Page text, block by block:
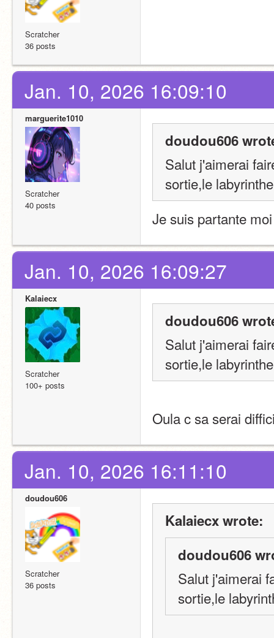
Scratcher
36 posts
Jan. 10, 2026 16:09:10
marguerite1010
Scratcher
40 posts
doudou606
Salut j'aimerai
sortie,le
Je suis partante
Jan. 10, 2026 16:09:27
Kalaiecx
Scratcher
100+ posts
doudou606
Salut j'aimerai
sortie,le
Oula c sa serai
Jan. 10, 2026 16:11:10
doudou606
Scratcher
36 posts
Kalaiecx wrote:
doudou606
Salut j'aimerai
sortie,le